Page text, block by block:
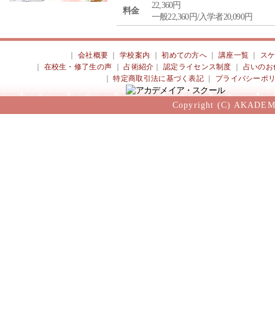
料金
22,360円
一般22,360円/入学者20,090円
会社概要 ｜学校案内 ｜初めての方へ 講座一覧
ス
在校生・修了生の声 ｜占術紹介 ｜認定ライセンス制度
占いのお
｜特定商取引法に基づく表記 プライバシーポ
Copyright (C)